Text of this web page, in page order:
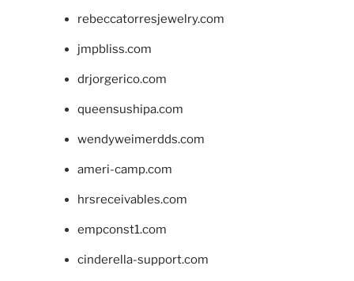
rebeccatorresjewelry.com
jmpbliss.com
drjorgerico.com
queensushipa.com
wendyweimerdds.com
ameri-camp.com
hrsreceivables.com
empconst1.com
cinderella-support.com